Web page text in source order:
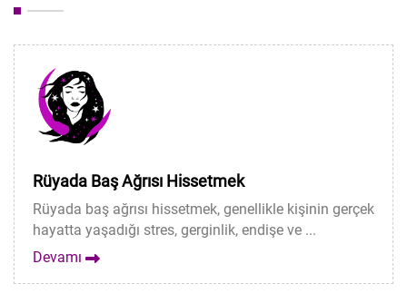
Rüyada Baş Ağrısı Hissetmek
Rüyada baş ağrısı hissetmek, genellikle kişinin gerçek
hayatta yaşadığı stres, gerginlik, endişe ve ...
Devamı